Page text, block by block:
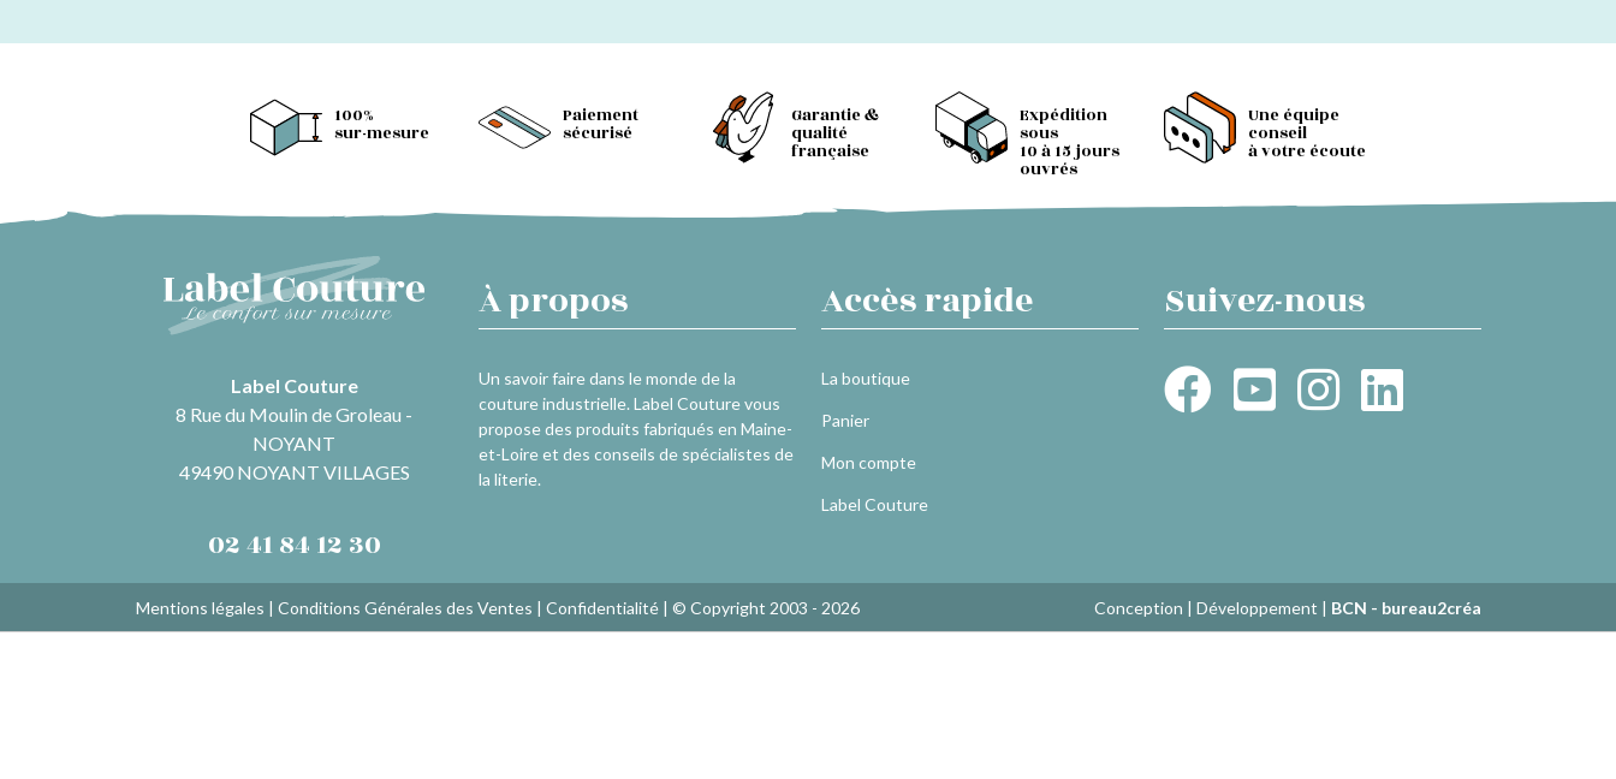
100%
sur-mesure
Paiement
sécurisé
Garantie &
qualité
française
Expédition
sous
10 à 15 jours
ouvrés
Une équipe
conseil
à votre écoute
Label Couture
8 Rue du Moulin de Groleau -
NOYANT
49490 NOYANT VILLAGES
02 41 84 12 30
À propos
Un savoir faire dans le monde de la
couture industrielle. Label Couture vous
propose des produits fabriqués en Maine-
et-Loire et des conseils de spécialistes de
la literie.
Accès rapide
La boutique
Panier
Mon compte
Label Couture
Suivez-nous
Mentions légales | Conditions Générales des Ventes | Confidentialité| © Copyright 2003 - 2026 Conception | Développement | BCN - bureau2créa